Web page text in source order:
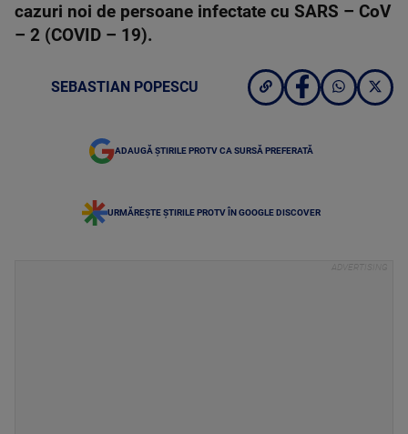
cazuri noi de persoane infectate cu SARS – CoV
– 2 (COVID – 19).
SEBASTIAN POPESCU
ADAUGĂ ȘTIRILE PROTV CA SURSĂ PREFERATĂ
URMĂREȘTE ȘTIRILE PROTV ÎN GOOGLE DISCOVER